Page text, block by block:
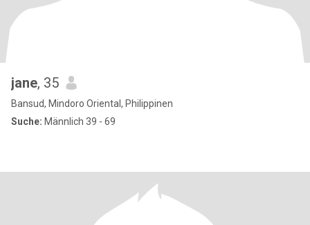
jane, 35
Bansud, Mindoro Oriental, Philippinen
Suche: Männlich 39 - 69